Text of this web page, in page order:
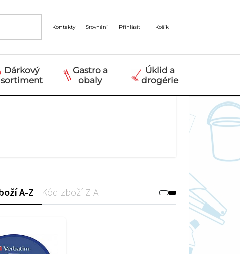
Kontakty Srovnání Přihlásit Košík
Dárkový
sortiment
Gastro a
obaly
Úklid a
drogérie
A-Z Kód zboží Z-A